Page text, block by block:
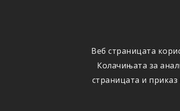
Веб страницата
Колачињата за
страницата и
ОСИГУРУВАЊЕ